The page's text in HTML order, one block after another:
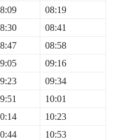
08:19
08:41
08:58
09:16
09:34
10:01
10:23
10:53